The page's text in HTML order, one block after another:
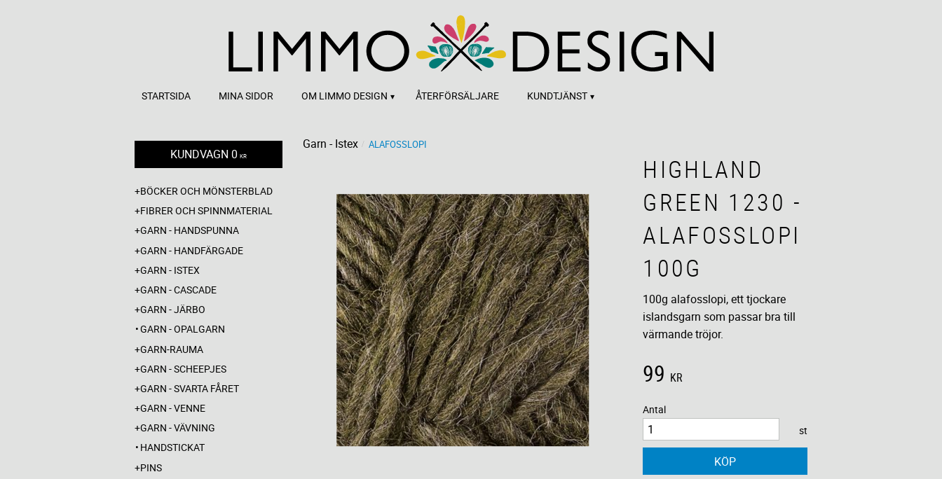
STARTSIDA MINA SIDOR OM LIMMO DESIGN ÅTERFÖRSÄLJARE KUNDTJÄNST
Garn - Istex ALAFOSSLOPI
HIGHLAND
GREEN 1230 -
ALAFOSSLOPI
100G
100g alafosslopi, ett tjockare
islandsgarn som passar bra till
värmande tröjor.
99 KR
Antal
st
KÖP
KUNDVAGN 0 KR
BÖCKER OCH MÖNSTERBLAD
FIBRER OCH SPINNMATERIAL
GARN - HANDSPUNNA
GARN - HANDFÄRGADE
GARN - ISTEX
GARN - CASCADE
GARN - JÄRBO
GARN - OPALGARN
GARN-RAUMA
GARN - SCHEEPJES
GARN - SVARTA FÅRET
GARN - VENNE
GARN - VÄVNING
HANDSTICKAT
PINS